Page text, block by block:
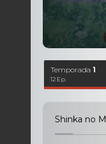
Temporada1
12 Ep.
Shinka no